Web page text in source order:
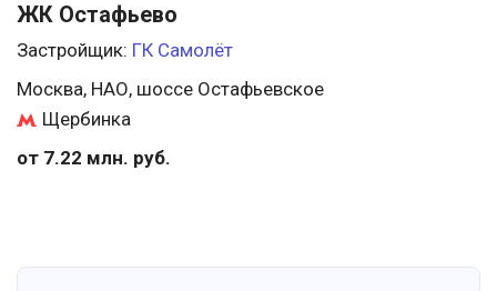
ЖК Остафьево
Застройщик: ГК Самолёт
Москва, НАО, шоссе Остафьевское
Щербинка
от 7.22 млн. руб.